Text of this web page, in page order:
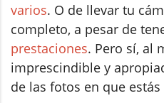
varios. O de llevar tu
completo, a pesar de
prestaciones. Pero sí, al
imprescindible y
de las fotos en que